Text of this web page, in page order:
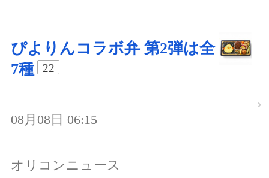
ぴよりんコラボ弁 第2弾は全
7種
22
08月08日 06:15
オリコンニュース